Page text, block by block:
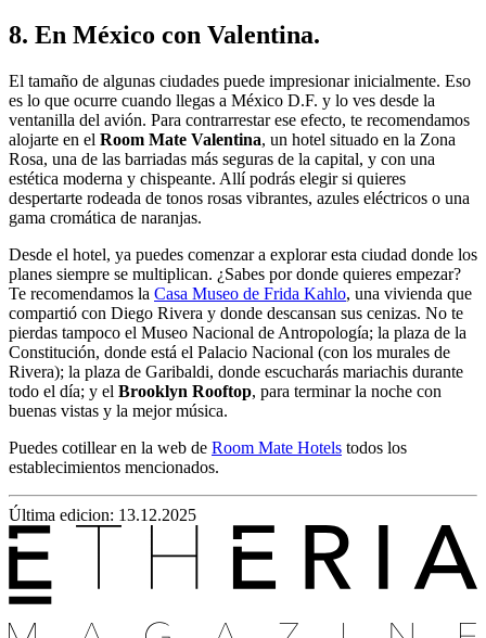
8. En México con Valentina.
El tamaño de algunas ciudades puede impresionar inicialmente. Eso
es lo que ocurre cuando llegas a México D.F. y lo ves desde la
ventanilla del avión. Para contrarrestar ese efecto, te recomendamos
alojarte en el Room Mate Valentina, un hotel situado en la Zona
Rosa, una de las barriadas más seguras de la capital, y con una
estética moderna y chispeante. Allí podrás elegir si quieres
despertarte rodeada de tonos rosas vibrantes, azules eléctricos o una
gama cromática de naranjas.
Desde el hotel, ya puedes comenzar a explorar esta ciudad donde los
planes siempre se multiplican. ¿Sabes por donde quieres empezar?
Te recomendamos la Casa Museo de Frida Kahlo, una vivienda que
compartió con Diego Rivera y donde descansan sus cenizas. No te
pierdas tampoco el Museo Nacional de Antropología; la plaza de la
Constitución, donde está el Palacio Nacional (con los murales de
Rivera); la plaza de Garibaldi, donde escucharás mariachis durante
todo el día; y el Brooklyn Rooftop, para terminar la noche con
buenas vistas y la mejor música.
Puedes cotillear en la web de Room Mate Hotels todos los
establecimientos mencionados.
Última edicion: 13.12.2025